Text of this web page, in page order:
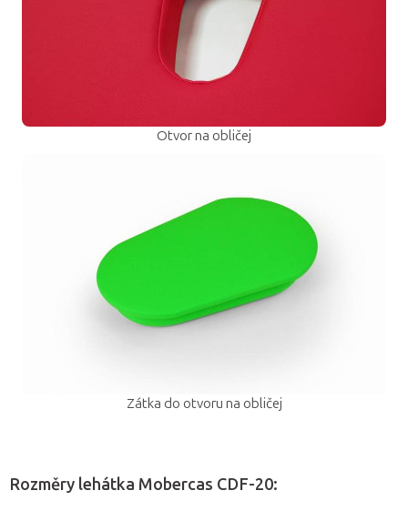
Otvor na obličej
Zátka do otvoru na obličej
Rozměry lehátka Mobercas CDF-20: